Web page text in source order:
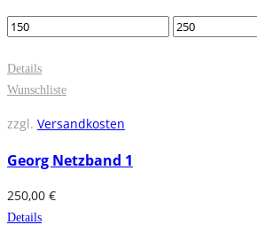
Details
Wunschliste
zzgl. Versandkosten
Georg Netzband 1
250,00 €
Details